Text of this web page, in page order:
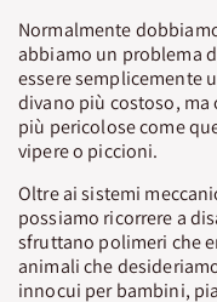
Normalmente
abbiamo un problema
essere semplicemente
divano più costoso, ma
più pericolose come
vipere o piccioni.
Oltre ai sistemi
possiamo ricorrere a
sfruttano polimeri che
animali che
innocui per bambini,